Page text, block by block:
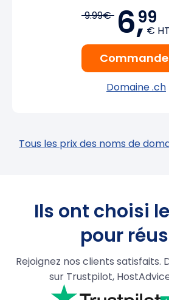
9.99€ 6,99
€
Domaine .ch
Tous les prix des noms de
Ils ont choisi
pour
Rejoignez nos clients satisfaits.
sur Trustpilot,